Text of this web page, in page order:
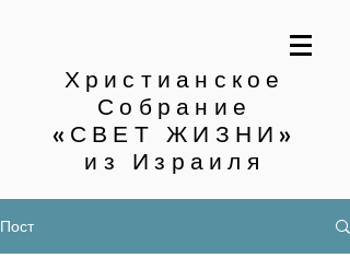
Христианское
Собрание
«СВЕТ ЖИЗНИ»
из Израиля
Пост